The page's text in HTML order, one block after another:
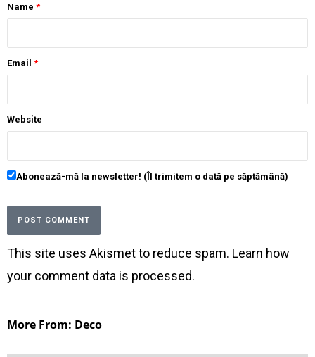
Name *
Email *
Website
Abonează-mă la newsletter! (Îl trimitem o dată pe săptămână)
This site uses Akismet to reduce spam. Learn how
your comment data is processed.
More From: Deco